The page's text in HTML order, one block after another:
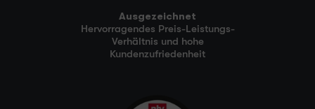
Ausgezeichnet
Hervorragendes Preis-Leistungs-
Verhältnis und hohe
Kundenzufriedenheit